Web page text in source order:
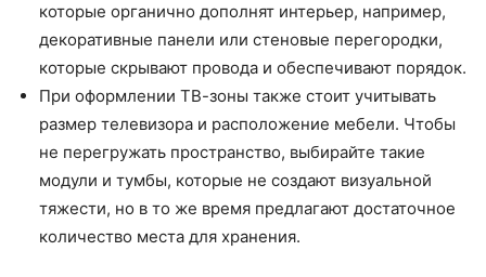
которые органично дополнят интерьер, например,
декоративные панели или стеновые перегородки,
которые скрывают провода и обеспечивают порядок.
При оформлении ТВ-зоны также стоит учитывать
размер телевизора и расположение мебели. Чтобы
не перегружать пространство, выбирайте такие
модули и тумбы, которые не создают визуальной
тяжести, но в то же время предлагают достаточное
количество места для хранения.